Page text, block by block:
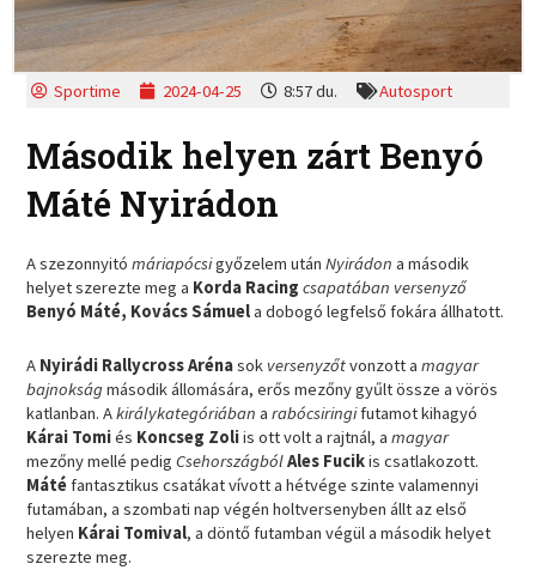
Sportime 2024-04-25 8:57 du. Autosport
Második helyen zárt Benyó
Máté Nyirádon
A szezonnyitómáriapócsigyőzelem utánNyirádona második
helyet szerezte meg a Korda Racingcsapatában versenyző
Benyó Máté, Kovács Sámuela dobogó legfelső fokára állhatott.
A Nyirádi Rallycross Arénasok versenyzőtvonzott amagyar
bajnokságmásodik állomására, erős mezőny gyűlt össze a vörös
katlanban. Akirálykategóriábanarabócsiringifutamot kihagyó
Kárai Tomiés Koncseg Zoliis ott volt a rajtnál, amagyar
mezőny mellé pedigCsehországbólAles Fucikis csatlakozott.
Mátéfantasztikus csatákat vívott a hétvége szinte valamennyi
futamában, a szombati nap végén holtversenyben állt az első
helyen Kárai Tomival, a döntő futamban végül a második helyet
szerezte meg.